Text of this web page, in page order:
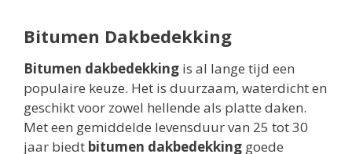
Bitumen Dakbedekking
Bitumen dakbedekking is al lange tijd een
populaire keuze. Het is duurzaam, waterdicht en
geschikt voor zowel hellende als platte daken.
Met een gemiddelde levensduur van 25 tot 30
jaar biedt bitumen dakbedekking goede